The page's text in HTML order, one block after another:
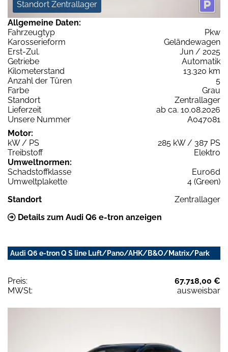
Standort Zentrallager
Allgemeine Daten:
Fahrzeugtyp
Pkw
Karosserieform
Geländewagen
Erst-Zul.
Jun / 2025
Getriebe
Automatik
Kilometerstand
13.320 km
Anzahl der Türen
5
Farbe
Grau
Standort
Zentrallager
Lieferzeit
ab ca. 10.08.2026
Unsere Nummer
A047081
Motor:
kW / PS
285 kW / 387 PS
Treibstoff
Elektro
Umweltnormen:
Schadstoffklasse
Euro6d
Umweltplakette
4 (Green)
Standort
Zentrallager
Details zum Audi Q6 e-tron anzeigen
Audi Q6 e-tron Q S line Luft/Pano/AHK/B&O/Matrix/Park
Preis:
67.718,00 €
MWSt:
ausweisbar